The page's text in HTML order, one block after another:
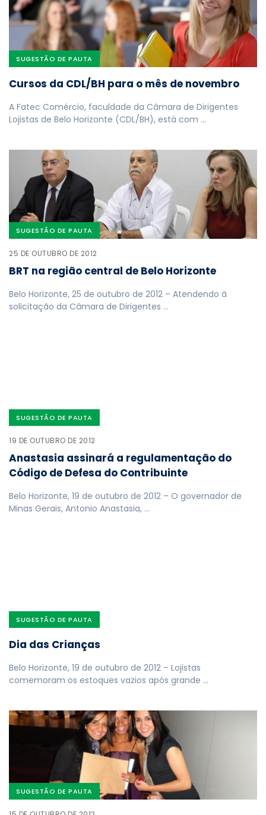
SUGESTÃO DE PAUTA
Cursos da CDL/BH para o mês de novembro
A Fatec Comércio, faculdade da Câmara de Dirigentes
Lojistas de Belo Horizonte (CDL/BH), está com …
SUGESTÃO DE PAUTA
25 DE OUTUBRO DE 2012
BRT na região central de Belo Horizonte
Belo Horizonte, 25 de outubro de 2012 – Atendendo à
solicitação da Câmara de Dirigentes …
SUGESTÃO DE PAUTA
19 DE OUTUBRO DE 2012
Anastasia assinará a regulamentação do
Código de Defesa do Contribuinte
Belo Horizonte, 19 de outubro de 2012 – O governador de
Minas Gerais, Antonio Anastasia, …
SUGESTÃO DE PAUTA
Dia das Crianças
Belo Horizonte, 19 de outubro de 2012 – Lojistas
comemoram os estoques vazios após grande …
SUGESTÃO DE PAUTA